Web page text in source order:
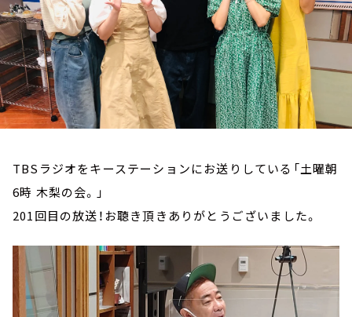
TBSラジオをキーステーションにお送りしている「土曜朝
6時 木梨の会。」
201回目の放送！お聴き頂きありがとうございました。